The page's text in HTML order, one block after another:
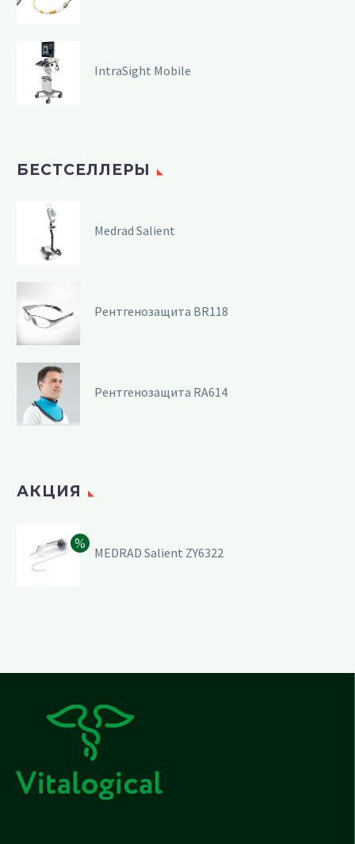
IntraSight Mobile
БЕСТСЕЛЛЕРЫ
Medrad Salient
Рентгенозащита BR118
Рентгенозащита RA614
АКЦИЯ
MEDRAD Salient ZY6322